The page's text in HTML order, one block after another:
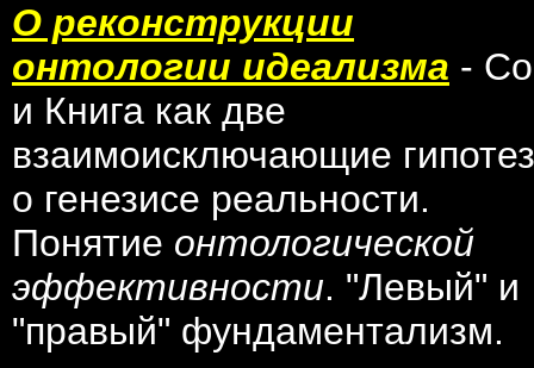
О реконструкции
онтологии идеализма -
и Книга как две
взаимоисключающие
о генезисе реальности.
Понятие онтологической
эффективности. "Левый" и
"правый" фундаментализм.